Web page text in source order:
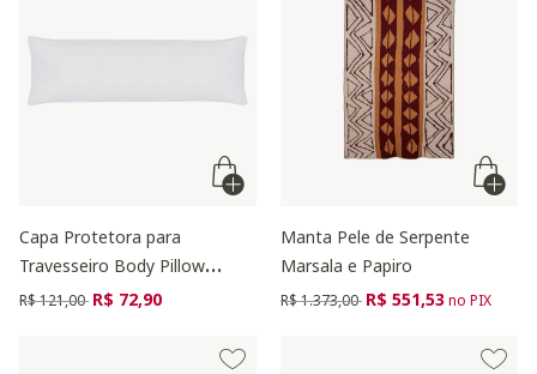
Capa Protetora para
Travesseiro Body Pillow
Branca - 200 Fios
Preço reduzido de
R$ 121,00 para
R$ 72,90
Manta Pele de Serpente
Marsala e Papiro
Preço reduzido de
R$ 1.373,00 para
R$ 551,53no PIX